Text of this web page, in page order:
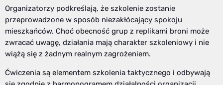
Organizatorzy podkreślają, że szkolenie zostanie
przeprowadzone w sposób niezakłócający spokoju
mieszkańców. Choć obecność grup z replikami broni może
zwracać uwagę, działania mają charakter szkoleniowy i nie
wiążą się z żadnym realnym zagrożeniem.
Ćwiczenia są elementem szkolenia taktycznego i odbywają